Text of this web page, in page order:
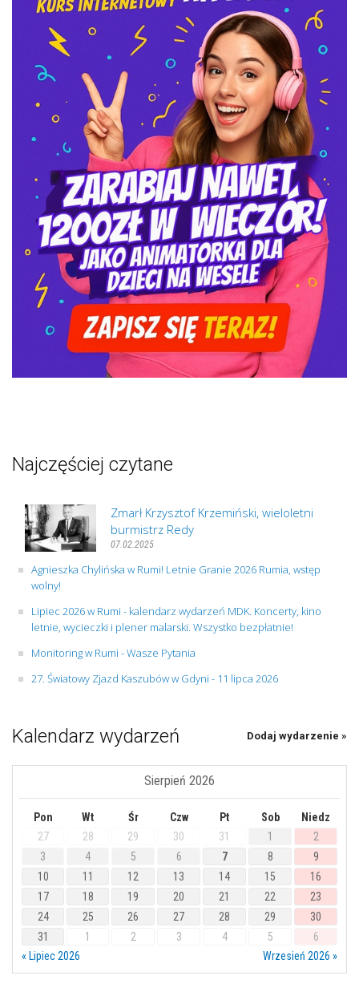
Najczęściej czytane
Zmarł Krzysztof Krzemiński, wieloletni
burmistrz Redy
07.02.2025
Agnieszka Chylińska w Rumi! Letnie Granie 2026 Rumia, wstęp
wolny!
Lipiec 2026 w Rumi - kalendarz wydarzeń MDK. Koncerty, kino
letnie, wycieczki i plener malarski. Wszystko bezpłatnie!
Monitoring w Rumi - Wasze Pytania
27. Światowy Zjazd Kaszubów w Gdyni - 11 lipca 2026
Kalendarz wydarzeń Dodaj wydarzenie »
Sierpień 2026
Pon Wt Śr Czw Pt Sob
Niedz
27
28 29 30 31 1
2
3
4 5 6 7 8
9
10
11 12 13 14 15
16
17
18 19 20 21 22
23
24
25 26 27 28 29
30
31
1 2 3 4 5
6
« Lipiec 2026
Wrzesień 2026 »